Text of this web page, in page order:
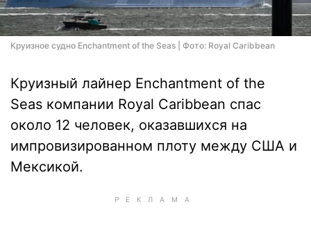
Круизное судно Enchantment of the Seas | Фото: Royal Caribbean
Круизный лайнер Enchantment of the
Seas компании Royal Caribbean спас
около 12 человек, оказавшихся на
импровизированном плоту между США и
Мексикой.